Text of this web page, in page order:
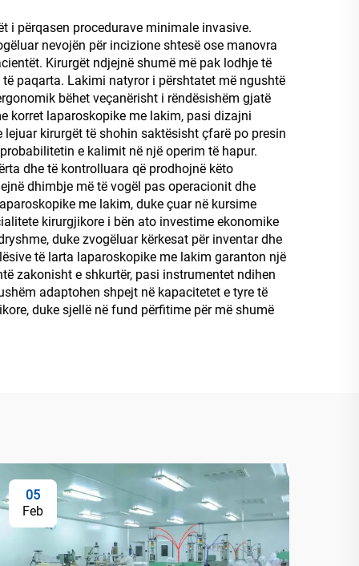
i përqasen procedurave minimale invasive.
nevojën për incizione shtesë ose manovra
Kirurgët ndjejnë shumë më pak lodhje të
paqarta. Lakimi natyror i përshtatet më ngushtë
bëhet veçanërisht i rëndësishëm gjatë
korret laparoskopike me lakim, pasi dizajni
kirurgët të shohin saktësisht çfarë po presin
e kalimit në një operim të hapur.
dhe të kontrolluara që prodhojnë këto
dhimbje më të vogël pas operacionit dhe
me lakim, duke çuar në kursime
kirurgjikore i bën ato investime ekonomike
duke zvogëluar kërkesat për inventar dhe
të larta laparoskopike me lakim garanton një
zakonisht e shkurtër, pasi instrumentet ndihen
adaptohen shpejt në kapacitetet e tyre të
duke sjellë në fund përfitime për më shumë
05
Feb